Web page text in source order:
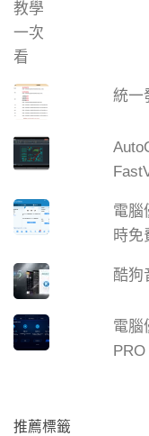
統一
電腦
時免
酷狗
電腦
推薦標籤